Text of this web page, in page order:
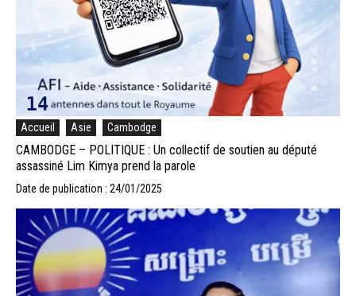
Accueil Asie Cambodge
CAMBODGE – POLITIQUE : Un collectif de soutien au député
assassiné Lim Kimya prend la parole
Date de publication : 24/01/2025